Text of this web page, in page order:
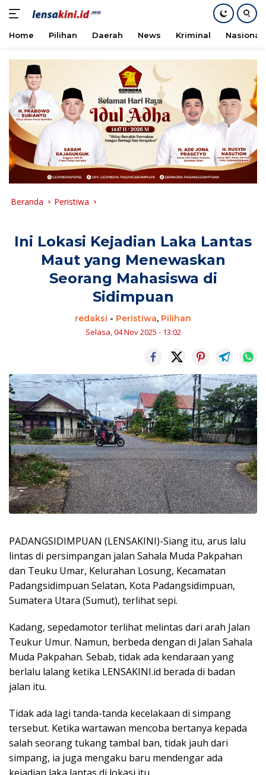
konten
Home Pilihan Daerah News Kriminal Nasional
Beranda Peristiwa
Ini Lokasi Kejadian Laka Lantas
Maut yang Menewaskan
Seorang Mahasiswa di
Sidimpuan
redaksi - Peristiwa, Pilihan
Selasa, 04 Nov 2025 - 13:02
PADANGSIDIMPUAN (LENSAKINI)-Siang itu, arus lalu
lintas di persimpangan jalan Sahala Muda Pakpahan
dan Teuku Umar, Kelurahan Losung, Kecamatan
Padangsidimpuan Selatan, Kota Padangsidimpuan,
Sumatera Utara (Sumut), terlihat sepi.
Kadang, sepedamotor terlihat melintas dari arah Jalan
Teukur Umur. Namun, berbeda dengan di Jalan Sahala
Muda Pakpahan. Sebab, tidak ada kendaraan yang
berlalu lalang ketika LENSAKINI.id berada di badan
jalan itu.
Tidak ada lagi tanda-tanda kecelakaan di simpang
tersebut. Ketika wartawan mencoba bertanya kepada
salah seorang tukang tambal ban, tidak jauh dari
simpang, ia juga mengaku baru mendengar ada